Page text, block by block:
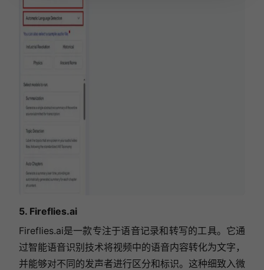
5. Fireflies.ai
Fireflies.ai是一款专注于语音记录和转写的工具。它通
过智能语音识别技术将视频中的语音内容转化为文字，
并能够对不同的发声者进行区分和标识。这种细致入微